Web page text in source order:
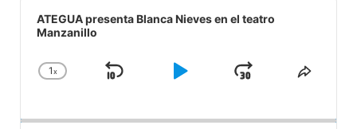
Player
ATEGUA presenta Blanca Nieves en el teatro
Manzanillo
Change
1x
Skip
Play
JumpShare